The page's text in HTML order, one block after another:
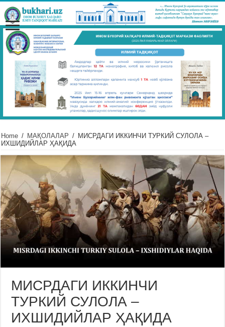
Home / МАҚОЛАЛАР / МИСРДАГИ ИККИНЧИ ТУРКИЙ СУЛОЛА –
ИХШИДИЙЛАР ҲАҚИДА
МИСРДАГИ ИККИНЧИ
ТУРКИЙ СУЛОЛА –
ИХШИДИЙЛАР ҲАҚИДА